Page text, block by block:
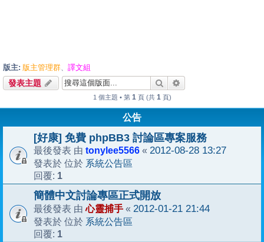
版主: 版主管理群、 譯文組
發表主題 搜尋
1 個主題 • 第 1 頁 (共 1 頁)
公告
[好康] 免費 phpBB3 討論區專案服務
最後發表 由 tonylee5566 « 2012-08-28 13:27
發表於 位於 系統公告區
回覆: 1
簡體中文討論專區正式開放
最後發表 由心靈捕手 « 2012-01-21 21:44
發表於 位於 系統公告區
回覆: 1